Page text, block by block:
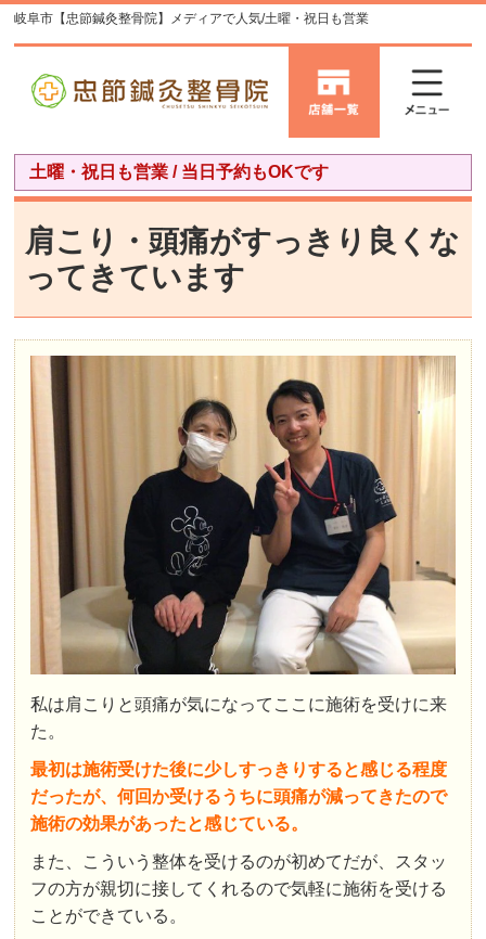
岐阜市【忠節鍼灸整骨院】メディアで人気/土曜・祝日も営業
土曜・祝日も営業 / 当日予約もOKです
肩こり・頭痛がすっきり良くな
ってきています
私は肩こりと頭痛が気になってここに施術を受けに来
た。
最初は施術受けた後に少しすっきりすると感じる程度
だったが、何回か受けるうちに頭痛が減ってきたので
施術の効果があったと感じている。
また、こういう整体を受けるのが初めてだが、スタッ
フの方が親切に接してくれるので気軽に施術を受ける
ことができている。